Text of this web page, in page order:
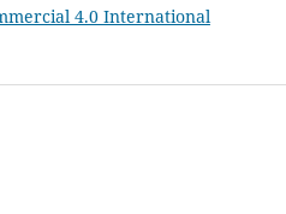
4.0 International